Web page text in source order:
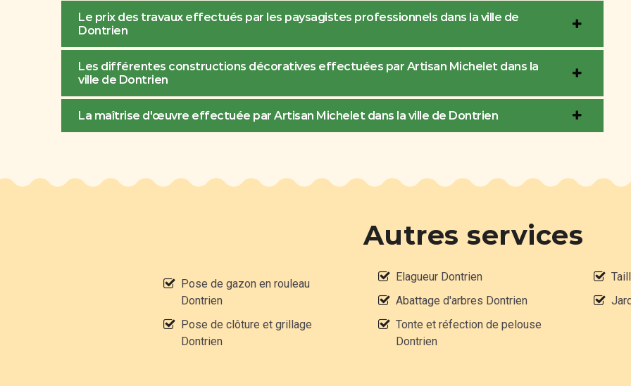
Le prix des travaux effectués par les paysagistes professionnels dans la ville de
Dontrien
Les différentes constructions décoratives effectuées par Artisan Michelet dans la
ville de Dontrien
La maîtrise d'œuvre effectuée par Artisan Michelet dans la ville de Dontrien
Autres services
Pose de gazon en rouleau
Dontrien
Pose de clôture et grillage
Dontrien
Elagueur Dontrien
Abattage d'arbres Dontrien
Tonte et réfection de pelouse
Dontrien